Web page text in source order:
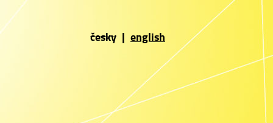
česky | english